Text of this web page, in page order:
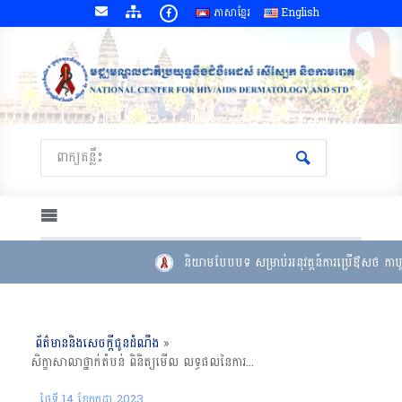
ភាសាខ្មែរ English
និយាមបែបបទ សម្រាប់អនុវត្តន៍ការប្រើឳសថ កា
ព័ត៌មាននិងសេចក្តីជូនដំណឹង »
សិក្ខាសាលាថ្នាក់តំបន់ ពិនិត្យមើល លទ្ធផលនៃការស្វែងរកអ្នកផ្ទុកមេរោគអេដស៍ និងពង្រឹងគុណភាពនៅសេវាថែទាំ និងព្យាបាលមេរោគនៅតាមវដ្តការធ្វើផែនការអនុវត្ត-ការពិនិត្យមើល​-ការកែតម្រូវសកម្មភាព,តាកែវ(០៦ ដល់ ០៧ កក្តដា ២០២៣)